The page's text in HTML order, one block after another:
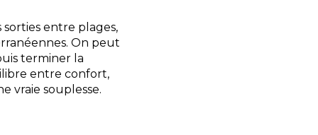
entre plages,
On peut
terminer la
entre confort,
vraie souplesse.